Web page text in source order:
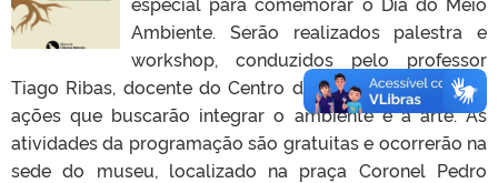
Ambiente. Serão realizados palestra e
workshop, conduzidos pelo professor
Tiago Ribas, docente do Centro de Artes da UFPel, em
ações que buscarão integrar o ambiente e a arte. As
atividades da programação são gratuitas e ocorrerão na
sede do museu, localizado na praça Coronel Pedro